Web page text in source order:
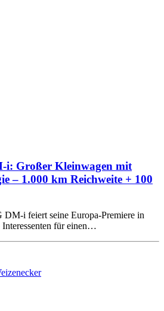
i: Großer Kleinwagen mit
– 1.000 km Reichweite + 100
i feiert seine Europa-Premiere in
für einen…